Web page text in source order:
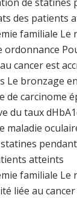
des patients
familiale Le
ordonnance
cancer est
Le bronzage
de carcinome
du taux
maladie
atteints
familiale Le
liée au